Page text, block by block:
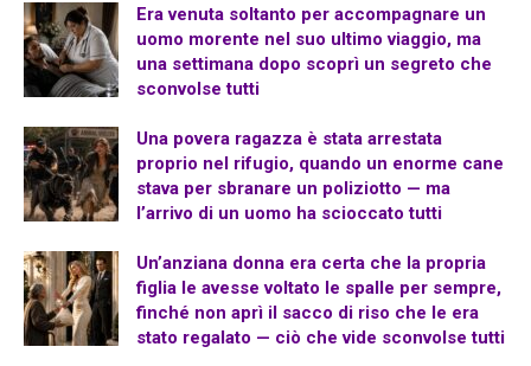
Era venuta soltanto per accompagnare un
uomo morente nel suo ultimo viaggio, ma
una settimana dopo scoprì un segreto che
sconvolse tutti
Una povera ragazza è stata arrestata
proprio nel rifugio, quando un enorme cane
stava per sbranare un poliziotto — ma
l’arrivo di un uomo ha scioccato tutti
Un’anziana donna era certa che la propria
figlia le avesse voltato le spalle per sempre,
finché non aprì il sacco di riso che le era
stato regalato — ciò che vide sconvolse tutti